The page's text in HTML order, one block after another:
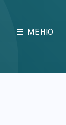
МЕНЮ